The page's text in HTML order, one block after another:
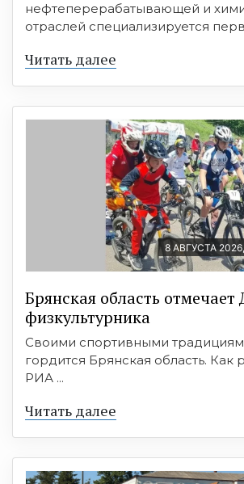
нефтеперерабатывающей и
отраслей специализируется
Читать далее
8 АВГУСТА
Брянская область отмечает
физкультурника
Своими спортивными
гордится Брянская область. Как
РИА ...
Читать далее